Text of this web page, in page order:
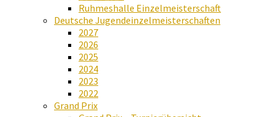
Ruhmeshalle Einzelmeisterschaft
Deutsche Jugendeinzelmeisterschaften
2027
2026
2025
2024
2023
2022
Grand Prix